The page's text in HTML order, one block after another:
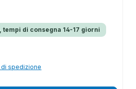
tempi di consegna 14-17 giorni
di spedizione